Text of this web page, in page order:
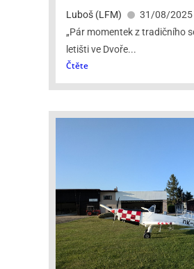
Luboš (LFM)
31/08/2025
„Pár momentek z tradičního
letišti ve Dvoře...
Čtěte